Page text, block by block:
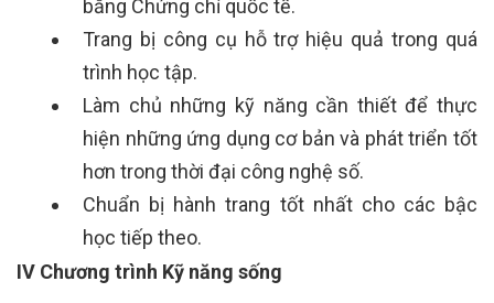
bằng Chứng chỉ quốc tế.
Trang bị công cụ hỗ trợ hiệu quả trong quá
trình học tập.
Làm chủ những kỹ năng cần thiết để thực
hiện những ứng dụng cơ bản và phát triển tốt
hơn trong thời đại công nghệ số.
Chuẩn bị hành trang tốt nhất cho các bậc
học tiếp theo.
IV Chương trình Kỹ năng sống